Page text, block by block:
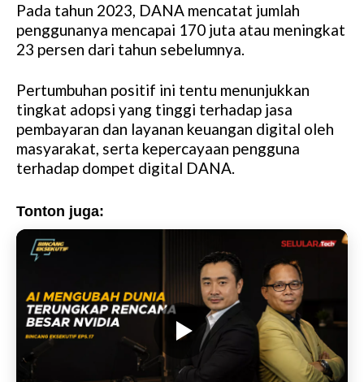
Pada tahun 2023, DANA mencatat jumlah
penggunanya mencapai 170 juta atau meningkat
23 persen dari tahun sebelumnya.
Pertumbuhan positif ini tentu menunjukkan
tingkat adopsi yang tinggi terhadap jasa
pembayaran dan layanan keuangan digital oleh
masyarakat, serta kepercayaan pengguna
terhadap dompet digital DANA.
Tonton juga: